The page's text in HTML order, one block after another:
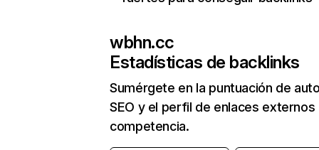
wbhn.cc
Estadísticas de backlinks
Sumérgete en la puntuación de
SEO y el perfil de enlaces externos
competencia.